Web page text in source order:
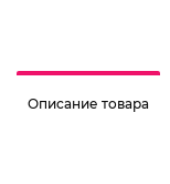
Описание товара